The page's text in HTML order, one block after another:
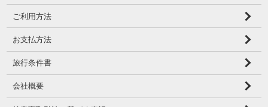
ご利用方法
お支払方法
旅行条件書
会社概要